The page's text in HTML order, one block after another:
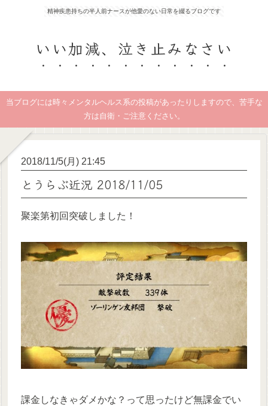
精神疾患持ちの半人前ナースが他愛のない日常を綴るブログです
いい加減、泣き止みなさい
当ブログには時々メンタルヘルス系の投稿があったりしますので、苦手な
方は自衛・ご注意ください。
2018/11/5(月) 21:45
とうらぶ近況 2018/11/05
聚楽第初回突破しました！
課金しなきゃダメかな？って思ったけど無課金でい